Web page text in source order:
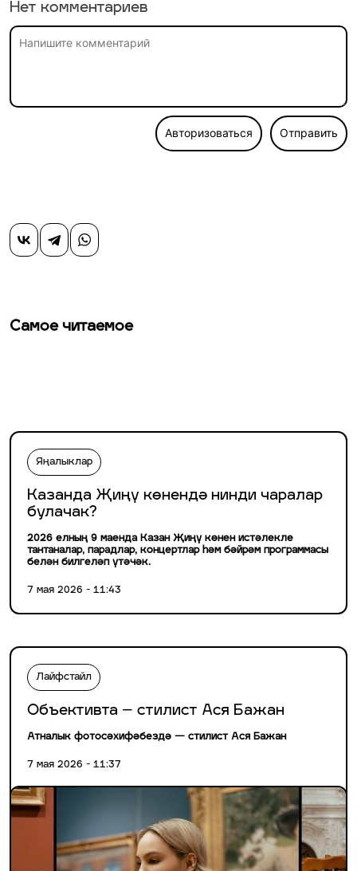
Нет комментариев
Авторизоваться Отправить
Самое читаемое
Яңалыклар
Казанда Җиңү көнендә нинди чаралар
булачак?
2026 елның 9 маенда Казан Җиңү көнен истәлекле
тантаналар, парадлар, концертлар һәм бәйрәм программасы
белән билгеләп үтәчәк.
7 мая 2026 - 11:43
Лайфстайл
Объективта – стилист Ася Бажан
Атналык фотосәхифәбездә — стилист Ася Бажан
7 мая 2026 - 11:37